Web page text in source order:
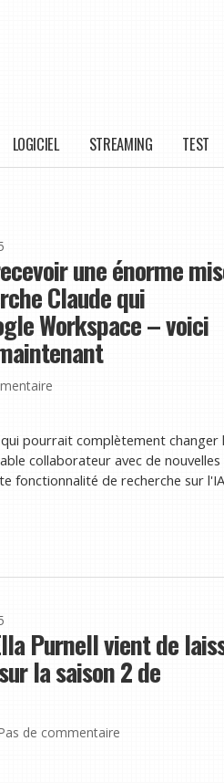
LOGICIEL STREAMING TEST
une énorme
Claude qui
Workspace – voici
pourrait complètement changer
collaborateur avec de nouvelles
fonctionnalité de recherche sur l'IA
Purnell vient de
la saison 2 de
de commentaire